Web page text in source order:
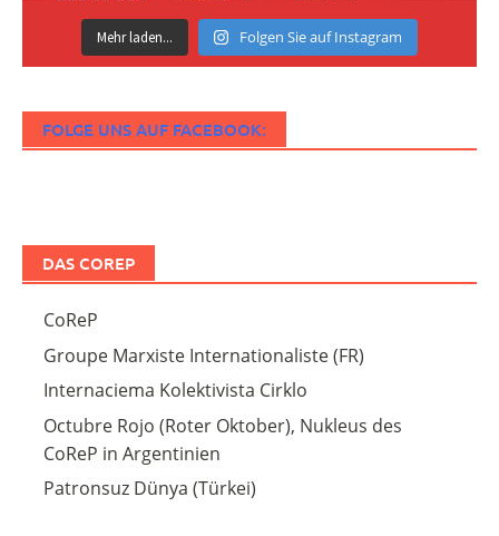
Mehr laden... Folgen Sie auf Instagram
FOLGE UNS AUF FACEBOOK:
DAS COREP
CoReP
Groupe Marxiste Internationaliste (FR)
Internaciema Kolektivista Cirklo
Octubre Rojo (Roter Oktober), Nukleus des
CoReP in Argentinien
Patronsuz Dünya (Türkei)